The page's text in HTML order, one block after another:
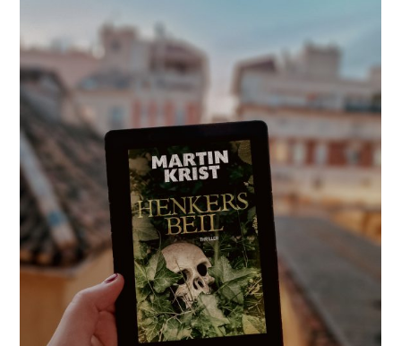
TERMINE